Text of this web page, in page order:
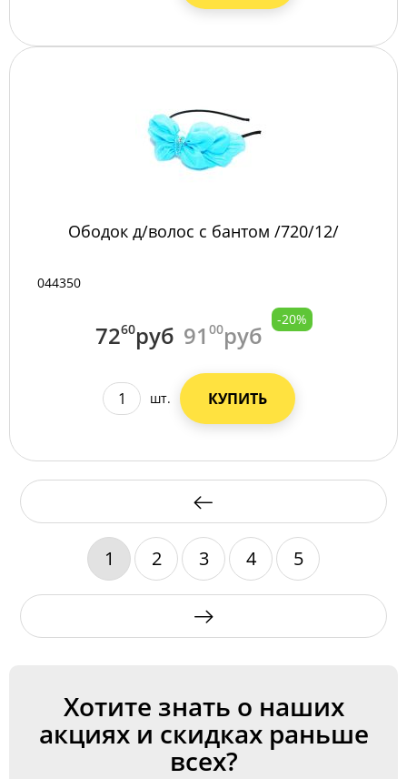
Ободок д/волос с бантом /720/12/
044350
7260руб 91 00руб
-20%
шт. КУПИТЬ
1 2 3 4 5
Хотите знать о наших
акциях и скидках раньше
всех?